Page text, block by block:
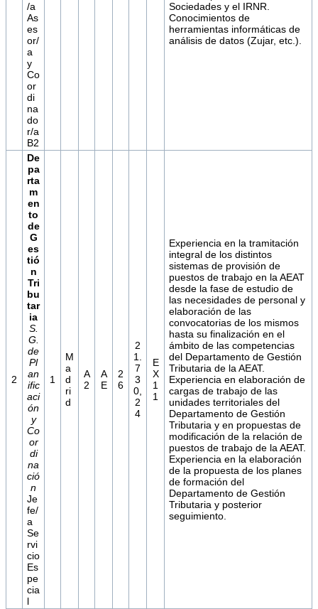
/a
As
es
or/
a
y
Co
or
di
na
do
r/a
B2
Sociedades y el IRNR.
Conocimientos de
herramientas informáticas de
análisis de datos (Zujar, etc.).
2
De
pa
rta
m
en
to
de
G
es
tió
n
Tri
bu
tar
ia
S.
G.
de
Pl
an
ific
aci
ón
y
Co
or
di
na
ció
n
Je
fe/
a
Se
rvi
cio
Es
pe
cia
l
1
M
a
d
ri
d
A
2
A
E
2
6
2
1.
7
3
0,
2
4
E
X
1
1
Experiencia en la tramitación
integral de los distintos
sistemas de provisión de
puestos de trabajo en la AEAT
desde la fase de estudio de
las necesidades de personal y
elaboración de las
convocatorias de los mismos
hasta su finalización en el
ámbito de las competencias
del Departamento de Gestión
Tributaria de la AEAT.
Experiencia en elaboración de
cargas de trabajo de las
unidades territoriales del
Departamento de Gestión
Tributaria y en propuestas de
modificación de la relación de
puestos de trabajo de la AEAT.
Experiencia en la elaboración
de la propuesta de los planes
de formación del
Departamento de Gestión
Tributaria y posterior
seguimiento.